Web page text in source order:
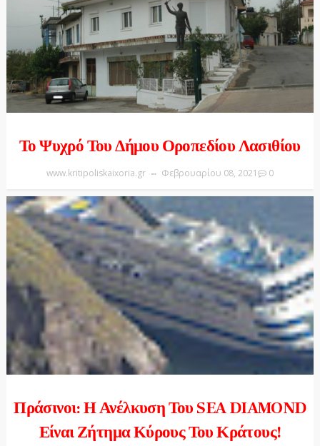
Το Ψυχρό Του Δήμου Οροπεδίου Λασιθίου
www.kritipoliskaixoria.gr Φεβρουαρίου 08, 2021 0
Πράσινοι: Η Ανέλκυση Του SEA DIAMOND
Είναι Ζήτημα Κύρους Του Κράτους!